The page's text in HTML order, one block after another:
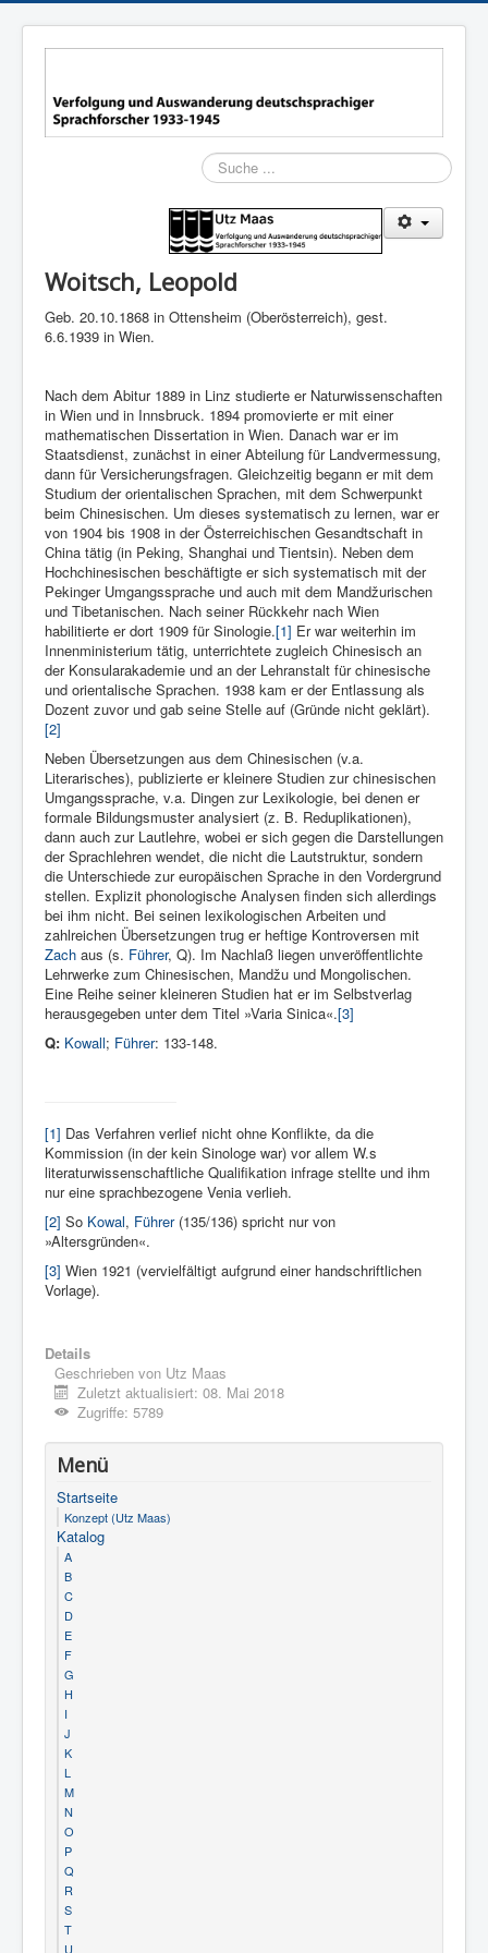
Suchen
Woitsch, Leopold
Geb. 20.10.1868 in Ottensheim (Oberösterreich), gest.
6.6.1939 in Wien.
Nach dem Abitur 1889 in Linz studierte er Naturwissenschaften
in Wien und in Innsbruck. 1894 promovierte er mit einer
mathematischen Dissertation in Wien. Danach war er im
Staatsdienst, zunächst in einer Abteilung für Landvermessung,
dann für Versicherungsfragen. Gleichzeitig begann er mit dem
Studium der orientalischen Sprachen, mit dem Schwerpunkt
beim Chinesischen. Um dieses systematisch zu lernen, war er
von 1904 bis 1908 in der Österreichischen Gesandtschaft in
China tätig (in Peking, Shanghai und Tientsin). Neben dem
Hochchinesischen beschäftigte er sich systematisch mit der
Pekinger Umgangssprache und auch mit dem Mandžurischen
und Tibetanischen. Nach seiner Rückkehr nach Wien
habilitierte er dort 1909 für Sinologie.[1] Er war weiterhin im
Innenministerium tätig, unterrichtete zugleich Chinesisch an
der Konsularakademie und an der Lehranstalt für chinesische
und orientalische Sprachen. 1938 kam er der Entlassung als
Dozent zuvor und gab seine Stelle auf (Gründe nicht geklärt).
[2]
Neben Übersetzungen aus dem Chinesischen (v.a.
Literarisches), publizierte er kleinere Studien zur chinesischen
Umgangssprache, v.a. Dingen zur Lexikologie, bei denen er
formale Bildungsmuster analysiert (z. B. Reduplikationen),
dann auch zur Lautlehre, wobei er sich gegen die Darstellungen
der Sprachlehren wendet, die nicht die Lautstruktur, sondern
die Unterschiede zur europäischen Sprache in den Vordergrund
stellen. Explizit phonologische Analysen finden sich allerdings
bei ihm nicht. Bei seinen lexikologischen Arbeiten und
zahlreichen Übersetzungen trug er heftige Kontroversen mit
Zach aus (s. Führer, Q). Im Nachlaß liegen unveröffentlichte
Lehrwerke zum Chinesischen, Mandžu und Mongolischen.
Eine Reihe seiner kleineren Studien hat er im Selbstverlag
herausgegeben unter dem Titel »Varia Sinica«.[3]
Q: Kowall; Führer: 133-148.
[1] Das Verfahren verlief nicht ohne Konflikte, da die
Kommission (in der kein Sinologe war) vor allem W.s
literaturwissenschaftliche Qualifikation infrage stellte und ihm
nur eine sprachbezogene Venia verlieh.
[2] So Kowal, Führer(135/136) spricht nur von
»Altersgründen«.
[3] Wien 1921 (vervielfältigt aufgrund einer handschriftlichen
Vorlage).
Details
Geschrieben von Utz Maas
Zuletzt aktualisiert: 08. Mai 2018
Zugriffe: 5789
Menü
Startseite
Konzept (Utz Maas)
Katalog
A
B
C
D
E
F
G
H
I
J
K
L
M
N
O
P
Q
R
S
T
U